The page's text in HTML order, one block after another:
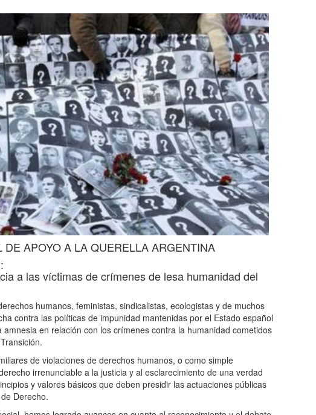
DE APOYO A LA QUERELLA ARGENTINA
a las víctimas de crímenes de lesa humanidad del
humanos, feministas, sindicalistas, ecologistas y de muchos
contra las políticas de impunidad mantenidas por el Estado español
en relación con los crímenes contra la humanidad cometidos
de violaciones de derechos humanos, o como simple
irrenunciable a la justicia y al esclarecimiento de una verdad
y valores básicos que deben presidir las actuaciones públicas
Derecho.